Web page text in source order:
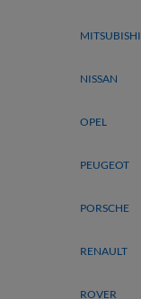
MITSUBISHI
NISSAN
OPEL
PEUGEOT
PORSCHE
RENAULT
ROVER